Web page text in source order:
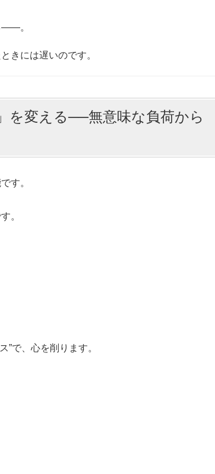
――。
きには遅いのです。
変える──無意味な負荷から
す。
。
”で、心を削ります。